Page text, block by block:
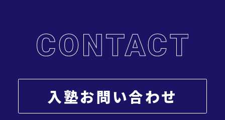
入塾お問い合わせ